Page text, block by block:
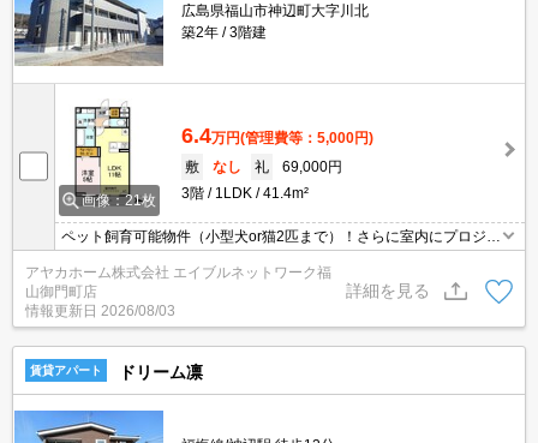
広島県福山市神辺町大字川北
築2年
3階建
画像：21枚
6.4万円(管理費等：5,000円)
敷
なし 礼
69,000円
3階
1LDK 41.4m²
ペット飼育可能物件（小型犬or猫2匹まで）！さらに室内にプロジェ
クター照明ポップインアラジン付！お好きなTV番組・映画・動画コ
ンテンツを大画面で視聴できます！高効率エアコン（LDKのみ）、
インターネット無料で月々の光熱費・通信費も抑えられます！
アヤカホーム株式会社 エイブルネットワーク福
山御門町店
情報更新日 2026/08/03
詳細を見る
賃貸アパート ドリーム凛